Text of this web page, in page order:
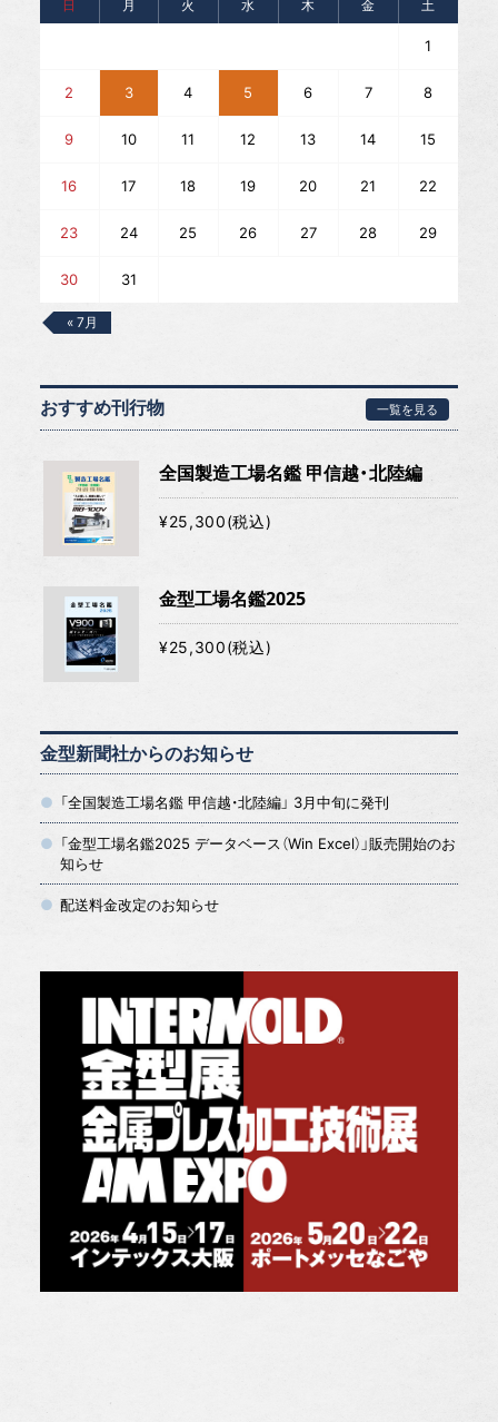
日 月 火 水 木 金 土
1
2 3 4 5 6 7 8
9 10 11 12 13 14 15
16 17 18 19 20 21 22
23 24 25 26 27 28 29
30 31
« 7月
おすすめ刊行物 一覧を見る
全国製造工場名鑑 甲信越・北陸編
¥25,300(税込)
金型工場名鑑2025
¥25,300(税込)
金型新聞社からのお知らせ
「全国製造工場名鑑 甲信越・北陸編」 3月中旬に発刊
「金型工場名鑑2025 データベース（Win Excel）」販売開始のお
知らせ
配送料金改定のお知らせ